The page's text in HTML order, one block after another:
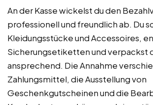
An der Kasse wickelst du den
professionell und freundlich ab. Du
Kleidungsstücke und Accessoires,
Sicherungsetiketten und verpackst
ansprechend. Die Annahme
Zahlungsmittel, die Ausstellung von
Geschenkgutscheinen und die